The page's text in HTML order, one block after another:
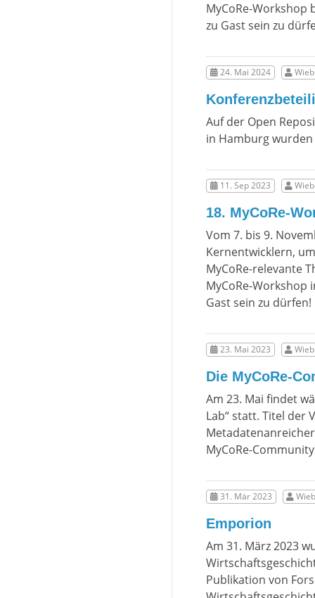
MyCoRe-Workshop
zu Gast sein zu
24. Mai 2024
Auf der Open
in Hamburg
11. Sep 2023
18. MyCoRe-
Vom 7. bis 9.
Kernentwicklern,
MyCoRe-relevante
MyCoRe-Workshop
Gast sein zu dürfen!
23. Mai 2023
Die MyCoRe-
Am 23. Mai findet
Lab“ statt. Titel der
MyCoRe-
31. Mär 2023
Emporion
Am 31. März 2023
Publikation von